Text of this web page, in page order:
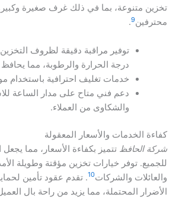
تخزين متنوعة، بما في ذلك غرف صغيرة
محترفين9
.
توفير مراقبة دقيقة لظروف
درجة الحرارة والرطوبة، مما
خدمات تغليف احترافية باستخدام
دعم فني متاح على مدار الساعة
والشكاوى من العملاء.
كفاءة الخدمات والأسعار المعقولة
شركة الحافظ تتميز بكفاءة الأسعار، مما
للجميع. توفر خيارات تخزين مؤقتة وطويلة
والعائلات والشركات10. تقدم عقود تأمين
الأضرار المحتملة، مما يزيد من راحة بال